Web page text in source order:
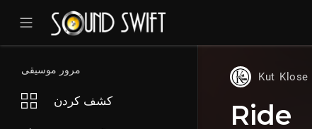
مرور موسیقی
کشف کردن
Kut Klose
Ride